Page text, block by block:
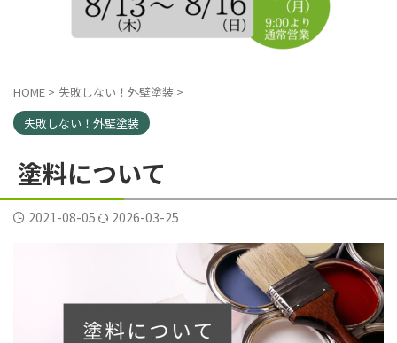
ピンク ブラウン ブルー ベージュ
口コミ 外壁塗装工事
戸建塗装 施工事例
横浜市金沢区 横須賀市
横須賀市三春町 横須賀市久里浜
横須賀市大矢部 横須賀市岩戸
横須賀市森崎 横須賀市武
横須賀市野比 横須賀市長沢 評判 逗子葉山
HOME > 失敗しない！外壁塗装 >
失敗しない！外壁塗装
塗料について
2021-08-05 2026-03-25